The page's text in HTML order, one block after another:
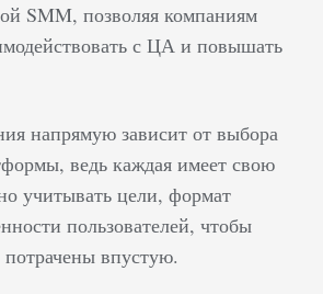
SMM, позволяя компаниям
с ЦА и повышать
напрямую зависит от выбора
ведь каждая имеет свою
учитывать цели, формат
пользователей, чтобы
впустую.